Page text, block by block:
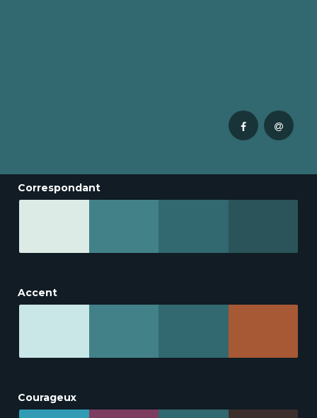
Correspondant
Accent
Courageux